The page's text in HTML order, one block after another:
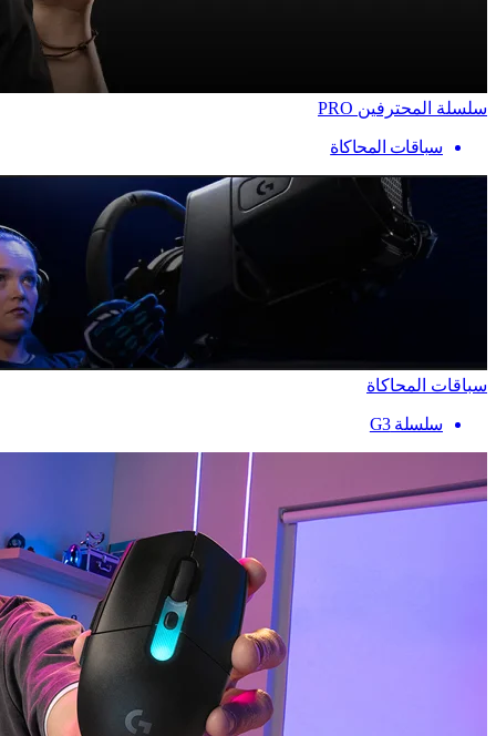
سلسلة المحترفين PRO
سباقات المحاكاة
سباقات المحاكاة
سلسلة G3